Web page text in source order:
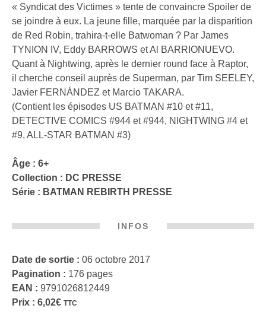
« Syndicat des Victimes » tente de convaincre Spoiler de
se joindre à eux. La jeune fille, marquée par la disparition
de Red Robin, trahira-t-elle Batwoman ? Par James
TYNION IV, Eddy BARROWS et Al BARRIONUEVO.
Quant à Nightwing, après le dernier round face à Raptor,
il cherche conseil auprès de Superman, par Tim SEELEY,
Javier FERNÁNDEZ et Marcio TAKARA.
(Contient les épisodes US BATMAN #10 et #11,
DETECTIVE COMICS #944 et #944, NIGHTWING #4 et
#9, ALL-STAR BATMAN #3)
Âge : 6+
Collection : DC PRESSE
Série : BATMAN REBIRTH PRESSE
INFOS
Date de sortie : 06 octobre 2017
Pagination : 176 pages
EAN : 9791026812449
Prix : 6,02€ TTC